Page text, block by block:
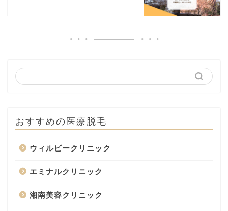
おすすめの医療脱毛
ウィルビークリニック
エミナルクリニック
湘南美容クリニック